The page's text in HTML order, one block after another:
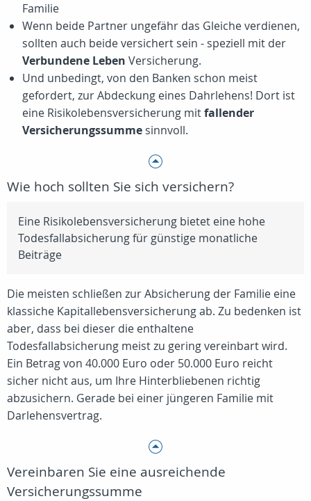
Familie
Wenn beide Partner ungefähr das Gleiche verdienen,
sollten auch beide versichert sein - speziell mit der
Verbundene Leben Versicherung.
Und unbedingt, von den Banken schon meist
gefordert, zur Abdeckung eines Dahrlehens! Dort ist
eine Risikolebensversicherung mitfallender
Versicherungssumme sinnvoll.
Wie hoch sollten Sie sich versichern?
Eine Risikolebensversicherung bietet eine hohe
Todesfallabsicherung für günstige monatliche
Beiträge
Die meisten schließen zur Absicherung der Familie eine
klassiche Kapitallebensversicherung ab. Zu bedenken ist
aber, dass bei dieser die enthaltene
Todesfallabsicherung meist zu gering vereinbart wird.
Ein Betrag von 40.000 Euro oder 50.000 Euro reicht
sicher nicht aus, um Ihre Hinterbliebenen richtig
abzusichern. Gerade bei einer jüngeren Familie mit
Darlehensvertrag.
Vereinbaren Sie eine ausreichende
Versicherungssumme